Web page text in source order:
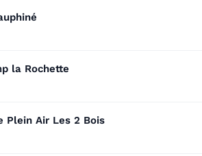
la Rochette
Plein Air Les 2 Bois